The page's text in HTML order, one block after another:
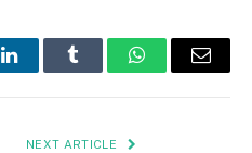
LinkedInTumblr WhatsAppEmail
NEXT ARTICLE